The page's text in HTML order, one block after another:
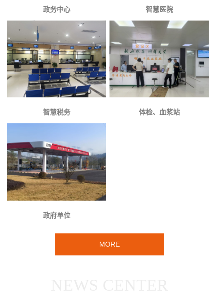
政务中心 智慧医院
智慧税务 体检、血浆站
政府单位
MORE